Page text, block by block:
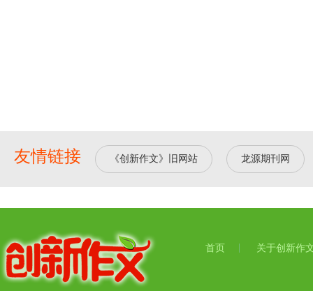
友情链接 《创新作文》旧网站 龙源期刊网
首页 关于创新作